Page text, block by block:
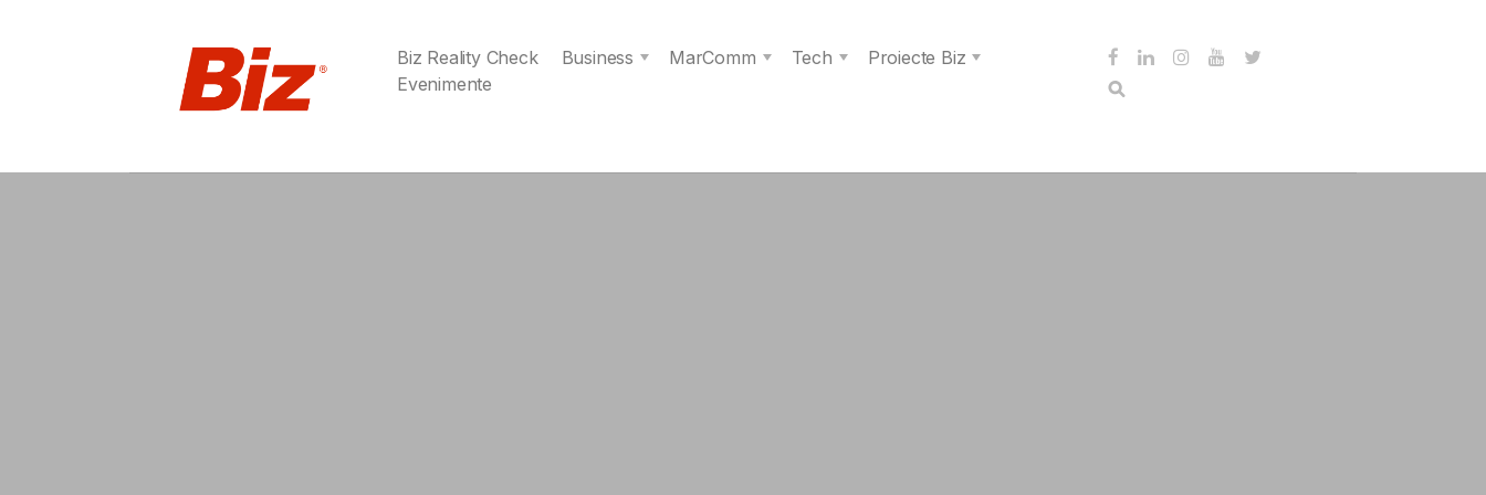
Biz Reality Check Business MarComm Tech
Proiecte Biz
Evenimente